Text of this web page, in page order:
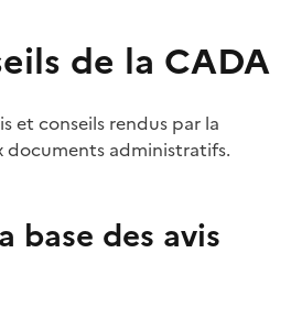
de la CADA
et conseils rendus par la
documents administratifs.
base des avis